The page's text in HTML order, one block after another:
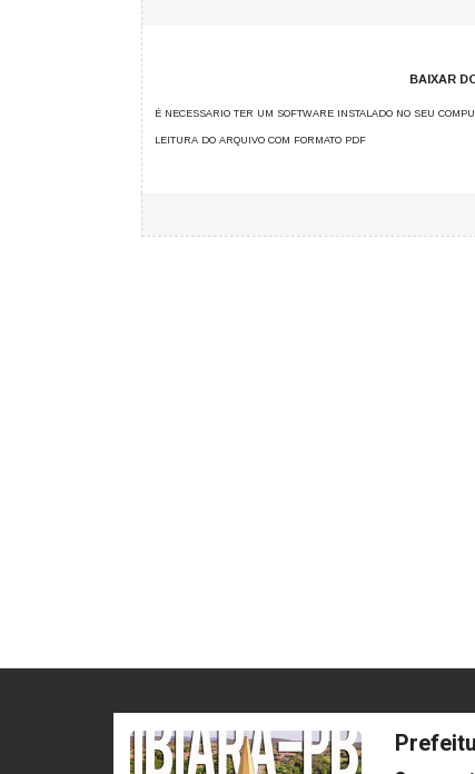
BAIXAR
É NECESSARIO TER UM SOFTWARE INSTALADO NO SEU
LEITURA DO ARQUIVO COM FORMATO PDF